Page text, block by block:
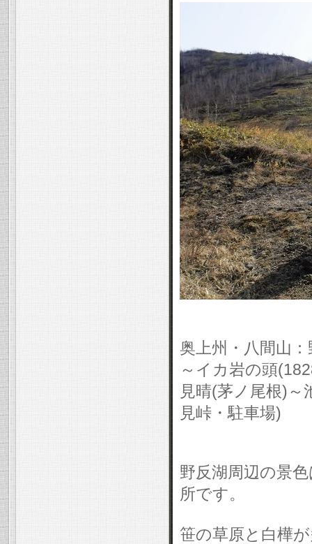
奥上州・八間山
～イカ岩の頭
見晴(茅ノ尾根)～
見峠・駐車場)
野反湖周辺の景
所です。
笹の草原と白樺